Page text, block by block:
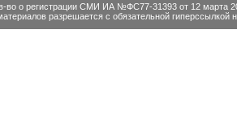
во о регистрации СМИ ИА №ФС77-31393 от 12 марта
разрешается с обязательной гиперссылкой